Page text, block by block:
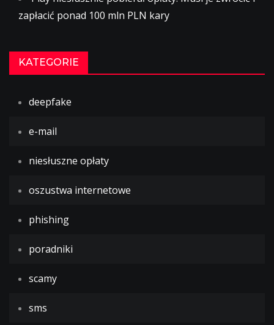
zapłacić ponad 100 mln PLN kary
KATEGORIE
deepfake
e-mail
niesłuszne opłaty
oszustwa internetowe
phishing
poradniki
scamy
sms